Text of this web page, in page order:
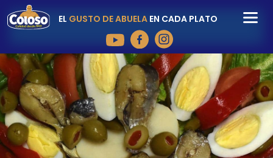
EL GUSTO DE ABUELAEN CADA PLATO